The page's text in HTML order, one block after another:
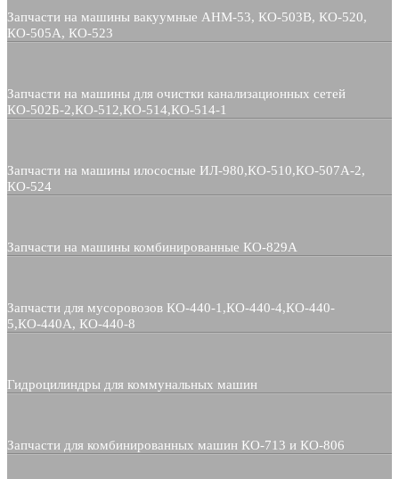
Запчасти на машины вакуумные АНМ-53, КО-503В, КО-520,
КО-505А, КО-523
Запчасти на машины для очистки канализационных сетей
КО-502Б-2,КО-512,КО-514,КО-514-1
Запчасти на машины илососные ИЛ-980,КО-510,КО-507А-2,
КО-524
Запчасти на машины комбинированные КО-829А
Запчасти для мусоровозов КО-440-1,КО-440-4,КО-440-
5,КО-440А, КО-440-8
Гидроцилиндры для коммунальных машин
Запчасти для комбинированных машин КО-713 и КО-806